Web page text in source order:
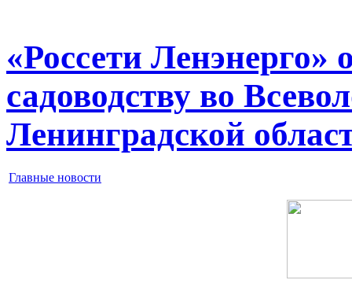
«Россети Ленэнерго»
садоводству во
Ленинградской
Главные новости